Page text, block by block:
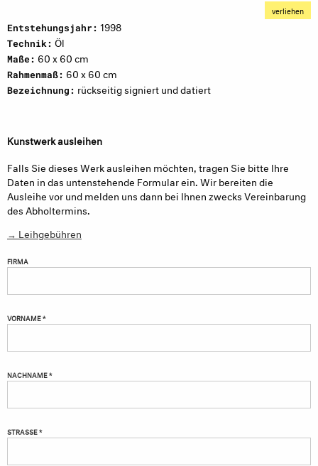
verliehen
Entstehungsjahr: 1998
Technik: Öl
Maße: 60 x 60 cm
Rahmenmaß: 60 x 60 cm
Bezeichnung: rückseitig signiert und datiert
Kunstwerk ausleihen
Falls Sie dieses Werk ausleihen möchten, tragen Sie bitte Ihre
Daten in das untenstehende Formular ein. Wir bereiten die
Ausleihe vor und melden uns dann bei Ihnen zwecks Vereinbarung
des Abholtermins.
→ Leihgebühren
FIRMA
VORNAME *
NACHNAME *
STRASSE *